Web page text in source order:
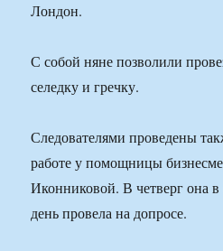
Лондон.
С собой няне позволили
селедку и гречку.
Следователями проведены
работе у помощницы
Иконниковой. В четверг она в
день провела на допросе.